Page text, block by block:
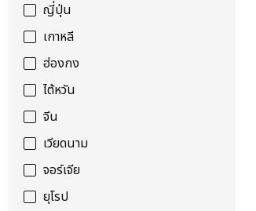
ญี่ปุ่น
เกาหลี
ฮ่องกง
ไต้หวัน
จีน
เวียดนาม
จอร์เจีย
ยุโรป